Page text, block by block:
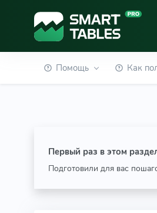
Помощь Как
Первый раз в этом
Подготовили для вас